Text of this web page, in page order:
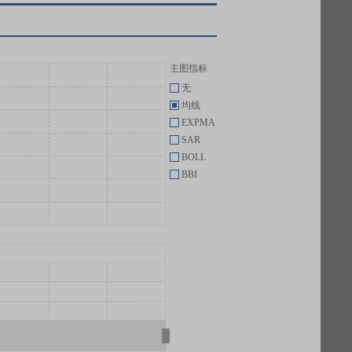
主图指标
无
均线
EXPMA
SAR
BOLL
BBI